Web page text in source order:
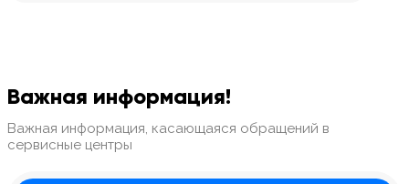
Важная информация!
Важная информация, касающаяся обращений в
сервисные центры